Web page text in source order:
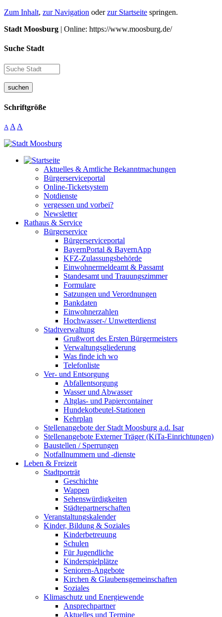
Zum Inhalt, zur Navigation oderzur Startseite springen.
Stadt Moosburg | Online: https://www.moosburg.de/
Suche Stadt
suchen
Schriftgröße
A A A
Aktuelles & Amtliche Bekanntmachungen
Bürgerserviceportal
Online-Ticketsystem
Notdienste
vergessen und vorbei?
Newsletter
Rathaus & Service
Bürgerservice
Bürgerserviceportal
BayernPortal & BayernApp
KFZ-Zulassungsbehörde
Einwohnermeldeamt & Passamt
Standesamt und Trauungszimmer
Formulare
Satzungen und Verordnungen
Bankdaten
Einwohnerzahlen
Hochwasser-/ Unwetterdienst
Stadtverwaltung
Grußwort des Ersten Bürgermeisters
Verwaltungsgliederung
Was finde ich wo
Telefonliste
Ver- und Entsorgung
Abfallentsorgung
Wasser und Abwasser
Altglas- und Papiercontainer
Hundekotbeutel-Stationen
Kehrplan
Stellenangebote der Stadt Moosburg a.d. Isar
Stellenangebote Externer Träger (KiTa-Einrichtungen)
Baustellen / Sperrungen
Notfallnummern und -dienste
Leben & Freizeit
Stadtporträt
Geschichte
Wappen
Sehenswürdigkeiten
Städtepartnerschaften
Veranstaltungskalender
Kinder, Bildung & Soziales
Kinderbetreuung
Schulen
Für Jugendliche
Kinderspielplätze
Senioren-Angebote
Kirchen & Glaubensgemeinschaften
Soziales
Klimaschutz und Energiewende
Ansprechpartner
Aktuelles und Termine